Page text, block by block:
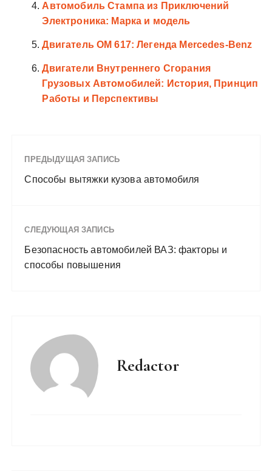
Автомобиль Стампа из Приключений
Электроника: Марка и модель
Двигатель OM 617: Легенда Mercedes-Benz
Двигатели Внутреннего Сгорания
Грузовых Автомобилей: История, Принцип
Работы и Перспективы
ПРЕДЫДУЩАЯ ЗАПИСЬ
Способы вытяжки кузова автомобиля
СЛЕДУЮЩАЯ ЗАПИСЬ
Безопасность автомобилей ВАЗ: факторы и
способы повышения
Redactor